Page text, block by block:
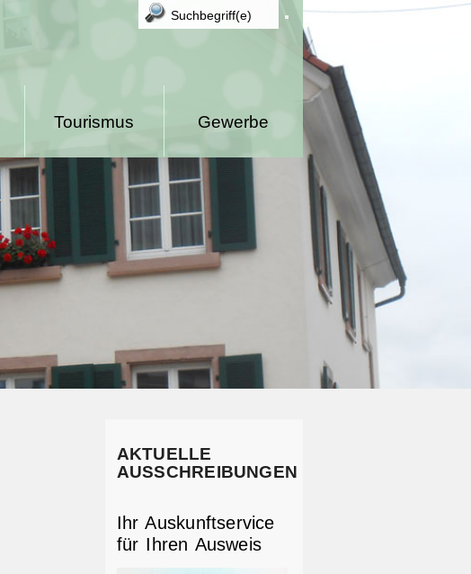
Gewerbe
Tourismus
AKTUELLE
AUSSCHREIBUNGEN
Ihr Auskunftservice
für Ihren Ausweis